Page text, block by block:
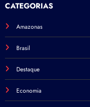
CATEGORIAS
Amazonas
Brasil
Destaque
Economia